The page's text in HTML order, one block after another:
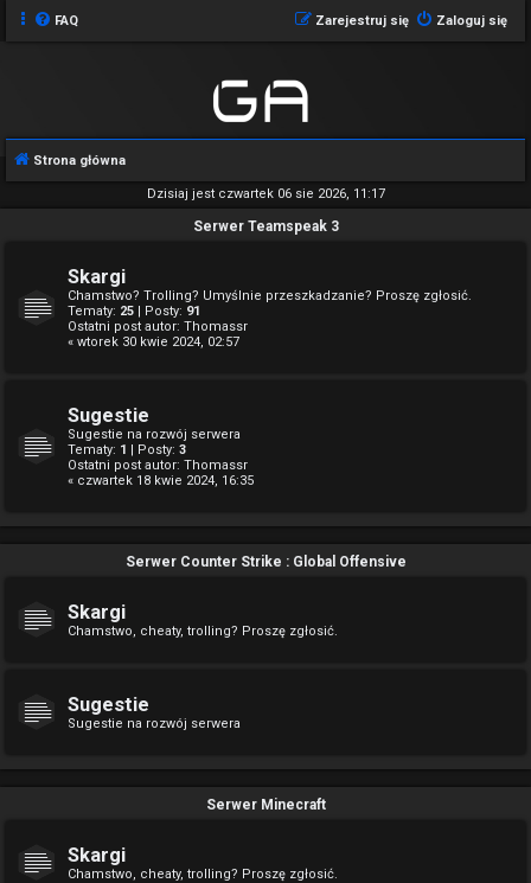
FAQ Zaloguj się
Zarejestruj się
Strona główna
Dzisiaj jest czwartek 06 sie 2026, 11:17
Serwer Teamspeak 3
Skargi
Chamstwo? Trolling? Umyślnie przeszkadzanie? Proszę zgłosić.
Tematy: 25 | Posty: 91
Ostatni post autor: Thomassr
« wtorek 30 kwie 2024, 02:57
Sugestie
Sugestie na rozwój serwera
Tematy: 1 | Posty: 3
Ostatni post autor: Thomassr
« czwartek 18 kwie 2024, 16:35
Serwer Counter Strike : Global Offensive
Skargi
Chamstwo, cheaty, trolling? Proszę zgłosić.
Sugestie
Sugestie na rozwój serwera
Serwer Minecraft
Skargi
Chamstwo, cheaty, trolling? Proszę zgłosić.